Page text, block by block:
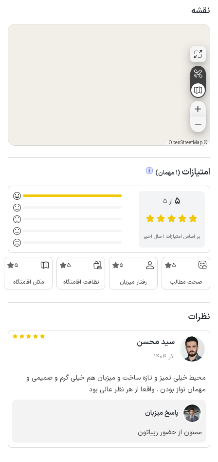
نقشه
©
OpenStreetMap
امتیازات (
1 مهمان)
5 از ۵
بر اساس امتیازات ۱ سال اخیر
5
صحت مطالب
5
رفتار میزبان
5
نظافت اقامتگاه
5
مکان اقامتگاه
نظرات
سید محسن
آذر 1404
محیط خیلی تمیز و تازه ساخت و میزبان هم خیلی گرم و صمیمی و
مهمان نواز بودن . واقعا از هر نظر عالی بود
پاسخ میزبان
ممنون از حضور زیباتون